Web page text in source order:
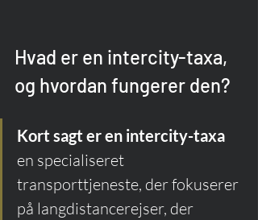
Hvad er en intercity-taxa,
og hvordan fungerer den?
Kort sagt er en intercity-taxa
en specialiseret
transporttjeneste, der fokuserer
på langdistancerejser, der